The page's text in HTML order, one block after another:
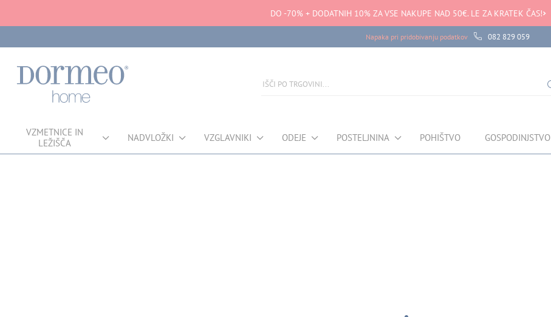
DO -70% + DODATNIH 10% ZA VSE NAKUPE NAD 50€. LE ZA KRATEK ČAS!
Napaka pri pridobivanju podatkov 082 829 059
VZMETNICE IN
LEŽIŠČA
NADVLOŽKI VZGLAVNIKI ODEJE POSTELJNINA POHIŠTVO GOSPODINJSTVO